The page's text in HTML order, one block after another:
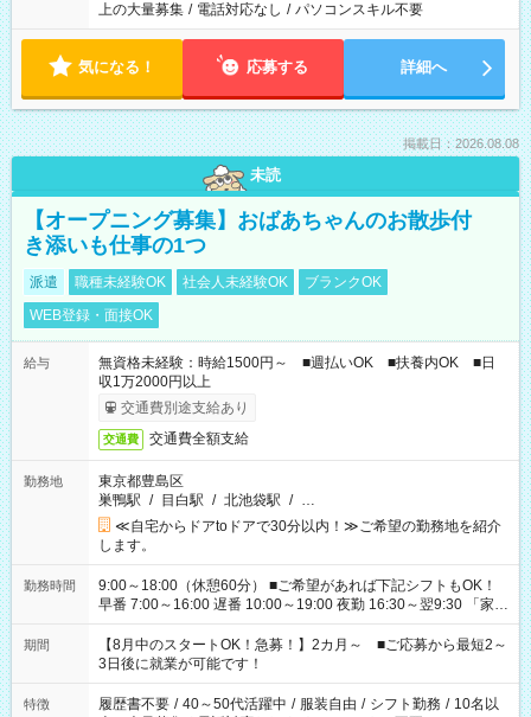
上の大量募集 / 電話対応なし / パソコンスキル不要
気になる！ 応募する 詳細へ
掲載日：2026.08.08
未読
【オープニング募集】おばあちゃんのお散歩付
き添いも仕事の1つ
派遣 職種未経験OK 社会人未経験OK
ブランクOK
WEB登録・面接OK
給与
無資格未経験：時給1500円～ ■週払いOK ■扶養内OK ■日
収1万2000円以上
交通費別途支給あり
交通費 交通費全額支給
勤務地
東京都豊島区
巣鴨駅 / 目白駅 / 北池袋駅 / …
≪自宅からドアtoドアで30分以内！≫ご希望の勤務地を紹介
します。
勤務時間
9:00～18:00（休憩60分） ■ご希望があれば下記シフトもOK！
早番 7:00～16:00 遅番 10:00～19:00 夜勤 16:30～翌9:30 「家族
と休みを合わせたい」 「余裕を持って夕飯の準備がしたい」
「できれば残業はしたくない」 など、ご希望を教えてください
ね。 ※Wワーク希望の方へ 今ご覧のお仕事で希望する勤務時間
と、もう1つのお仕事の勤務時間。 合計で週40時間を超える場
合は応募できません。
期間
【8月中のスタートOK！急募！】2カ月～ ■ご応募から最短2～
3日後に就業が可能です！
特徴 履歴書不要 / 40～50代活躍中 / 服装自由 / シフト勤務 / 10名以